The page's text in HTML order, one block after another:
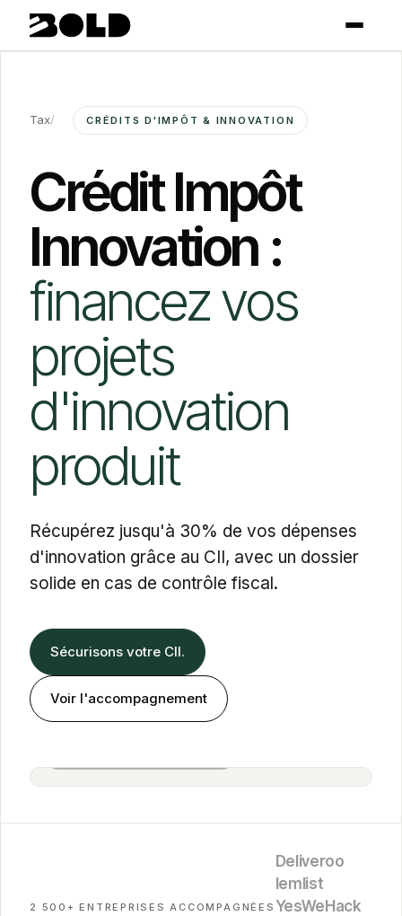
Tax/ CRÉDITS D'IMPÔT & INNOVATION
Crédit Impôt
Innovation :
financez vos
projets
d'innovation
produit
Récupérez jusqu'à 30% de vos dépenses
d'innovation grâce au CII, avec un dossier
solide en cas de contrôle fiscal.
Sécurisons votre CII.
Voir l'accompagnement
2 500+ ENTREPRISES ACCOMPAGNÉES
Deliveroo
lemlist
YesWeHack